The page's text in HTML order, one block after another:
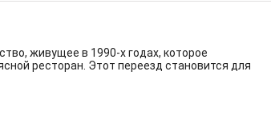
живущее в 1990-х годах, которое
ресторан. Этот переезд становится для